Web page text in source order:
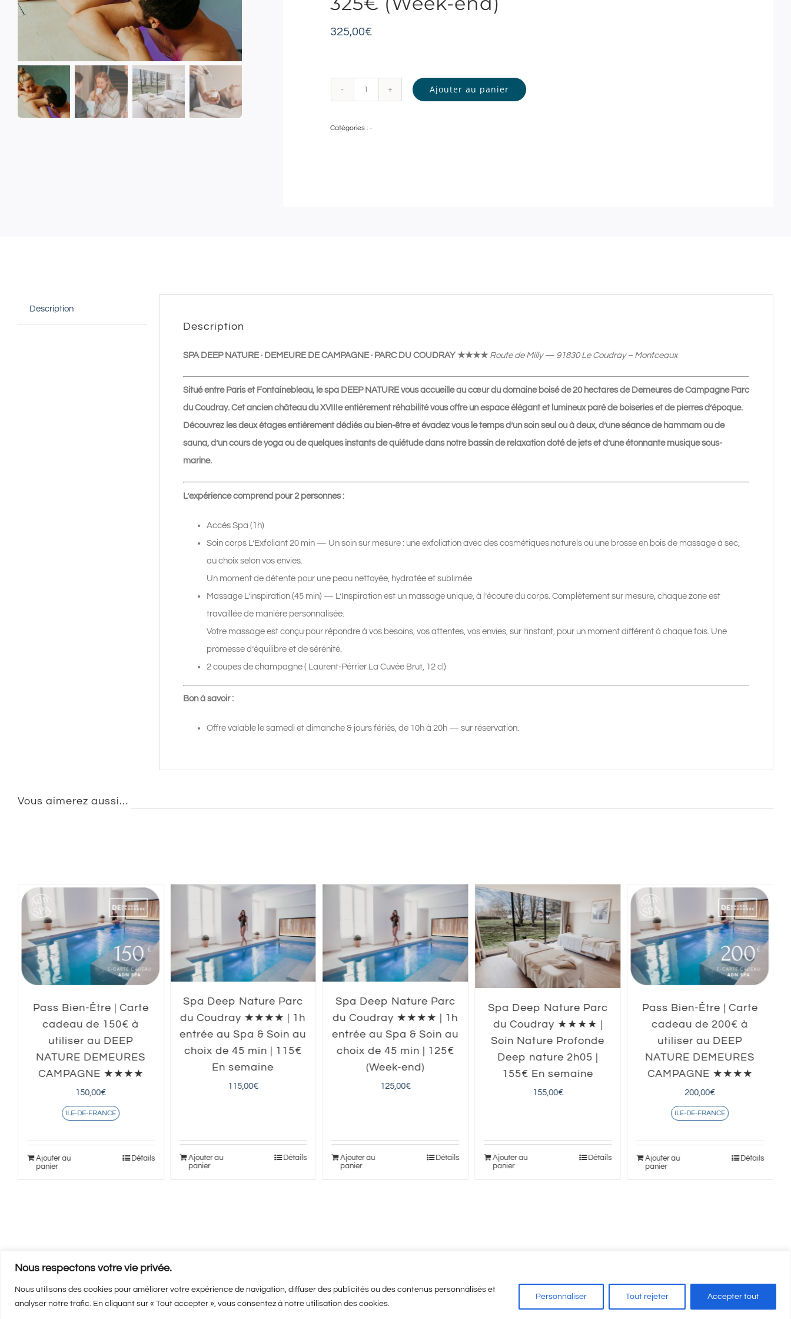
Nous respectons votre vie privée.
Nous utilisons des cookies pour améliorer votre expérience de navigation, diffuser des publicités ou des contenus personnalisés et
analyser notre trafic. En cliquant sur « Tout accepter », vous consentez à notre utilisation des cookies.
Personnaliser Tout rejeter Accepter tout
325,00€
Spa
|
Ajouter au panier
Catégories :-
Description
Description
SPA DEEP NATURE · DEMEURE DE CAMPAGNE · PARC DU COUDRAY ★★★★ Route de Milly — 91830 Le Coudray – Montceaux
Situé entre Paris et Fontainebleau, le spa DEEP NATURE vous accueille au cœur du domaine boisé de 20 hectares de Demeures de Campagne Parc
du Coudray. Cet ancien château du XVIIIe entièrement réhabilité vous offre un espace élégant et lumineux paré de boiseries et de pierres d’époque.
Découvrez les deux étages entièrement dédiés au bien-être et évadez vous le temps d’un soin seul ou à deux, d’une séance de hammam ou de
sauna, d’un cours de yoga ou de quelques instants de quiétude dans notre bassin de relaxation doté de jets et d’une étonnante musique sous-
marine.
L’expérience comprend pour 2 personnes :
Accès Spa (1h)
Soin corps L’Exfoliant 20 min — Un soin sur mesure : une exfoliation avec des cosmétiques naturels ou une brosse en bois de massage à sec,
au choix selon vos envies.
Un moment de détente pour une peau nettoyée, hydratée et sublimée
Massage L’inspiration (45 min) — L’Inspiration est un massage unique, à l’écoute du corps. Complètement sur mesure, chaque zone est
travaillée de manière personnalisée.
Votre massage est conçu pour répondre à vos besoins, vos attentes, vos envies, sur l’instant, pour un moment différent à chaque fois. Une
promesse d’équilibre et de sérénité.
2 coupes de champagne ( Laurent-Pérrier La Cuvée Brut, 12 cl)
Bon à savoir :
Offre valable le samedi et dimanche & jours fériés, de 10h à 20h — sur réservation.
Vous aimerez aussi…
Pass Bien-Être | Carte
cadeau de 150€ à
utiliser au DEEP
NATURE DEMEURES
CAMPAGNE ★★★★
150,00€
ILE-DE-FRANCE
Ajouter au
panier
Détails
Spa Deep Nature Parc
du Coudray ★★★★ | 1h
entrée au Spa & Soin au
choix de 45 min | 115€
En semaine
115,00€
Ajouter au
panier
Détails
Spa Deep Nature Parc
du Coudray ★★★★ | 1h
entrée au Spa & Soin au
choix de 45 min | 125€
(Week-end)
125,00€
Ajouter au
panier
Détails
Spa Deep Nature Parc
du Coudray ★★★★ |
Soin Nature Profonde
Deep nature 2h05 |
155€ En semaine
155,00€
Ajouter au
panier
Détails
Pass Bien-Être | Carte
cadeau de 200€ à
utiliser au DEEP
NATURE DEMEURES
CAMPAGNE ★★★★
200,00€
ILE-DE-FRANCE
Ajouter au
panier
Détails
Mentions Légales-CGV- A propos© Copyright